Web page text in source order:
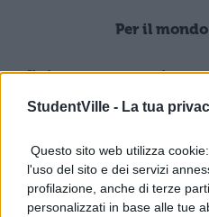
StudentVille - La tua
Questo sito web utilizza
l'uso del sito e dei servizi
profilazione, anche di terze
personalizzati in base alle tue
Per il
Il decreto prevede
interventi che
l’insegnamento di
facile la